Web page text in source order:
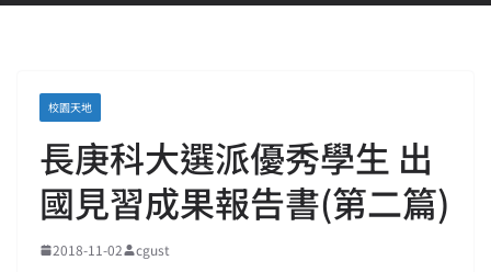
校園天地
長庚科大選派優秀學生 出
國見習成果報告書(第二篇)
2018-11-02 cgust